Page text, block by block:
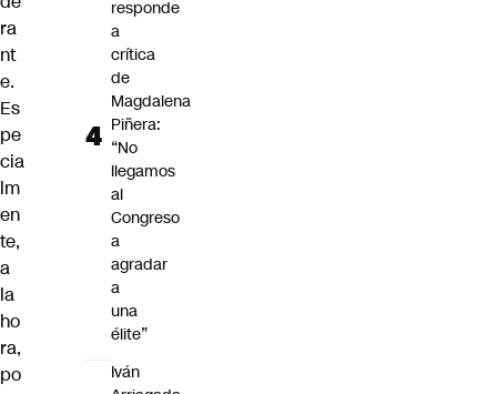
ra
nt
e.
Es
pe
cia
lm
en
te,
a
la
ho
ra,
po
responde
a
crítica
de
Magdalena
Piñera:
“No
llegamos
al
Congreso
a
agradar
a
una
élite”
Iván